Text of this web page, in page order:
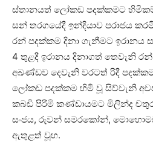
ස්තා­න­යත් ලෝකඩ පද­ක්ක­මට
සන් තර­ග­යේදී ඉන්දි­යාව පරා­ජය
රන් පද­ක්කම දිනා ගැනී­මට ඉරා­නය
4 තුළදී ඉරා­නය දිනා­ගත් තෙවැනි
අඛ­ණ්ඩව දෙවැනි වර­ටත් රිදී පද­ක්කම
ලෝකඩ පද­ක්කම හිමි වූ සිව්වැනි
කබඩි පිරිමි කණ්ඩා­ය­මට මිලින්ද
සංජය, රුවන් සම­ර­කෝන්,
ඇතු­ළත් වූහ.